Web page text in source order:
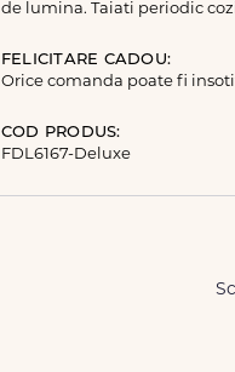
de lumina. Taiati periodic
FELICITARE CADOU:
Orice comanda poate fi
COD PRODUS:
FDL6167-Deluxe